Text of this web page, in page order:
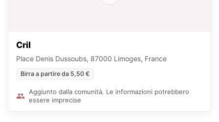
Cril
Place Denis Dussoubs, 87000 Limoges, France
Birra a partire da 5,50 €
Aggiunto dalla comunità. Le informazioni potrebbero
essere imprecise